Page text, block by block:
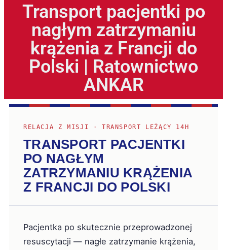
Transport pacjentki po
nagłym zatrzymaniu
krążenia z Francji do
Polski | Ratownictwo
ANKAR
RELACJA Z MISJI · TRANSPORT LEŻĄCY 14H
TRANSPORT PACJENTKI
PO NAGŁYM
ZATRZYMANIU KRĄŻENIA
Z FRANCJI DO POLSKI
Pacjentka po skutecznie przeprowadzonej
resuscytacji — nagłe zatrzymanie krążenia,